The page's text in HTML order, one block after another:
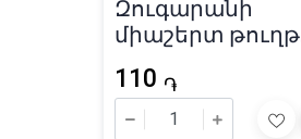
Զուգարանի
միաշերտ թուղթ
110 ֏